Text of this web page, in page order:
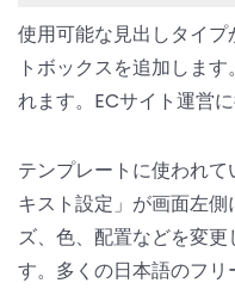
使用可能な見出しタイ
トボックスを追加しま
れます。ECサイト運営に
テンプレートに使われ
キスト設定」が画面左
ズ、色、配置などを変
す。多くの日本語のフリ